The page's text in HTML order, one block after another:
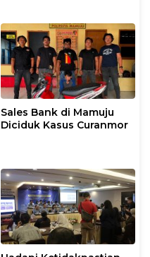
di Polman
Sales Bank di Mamuju
Diciduk Kasus Curanmor